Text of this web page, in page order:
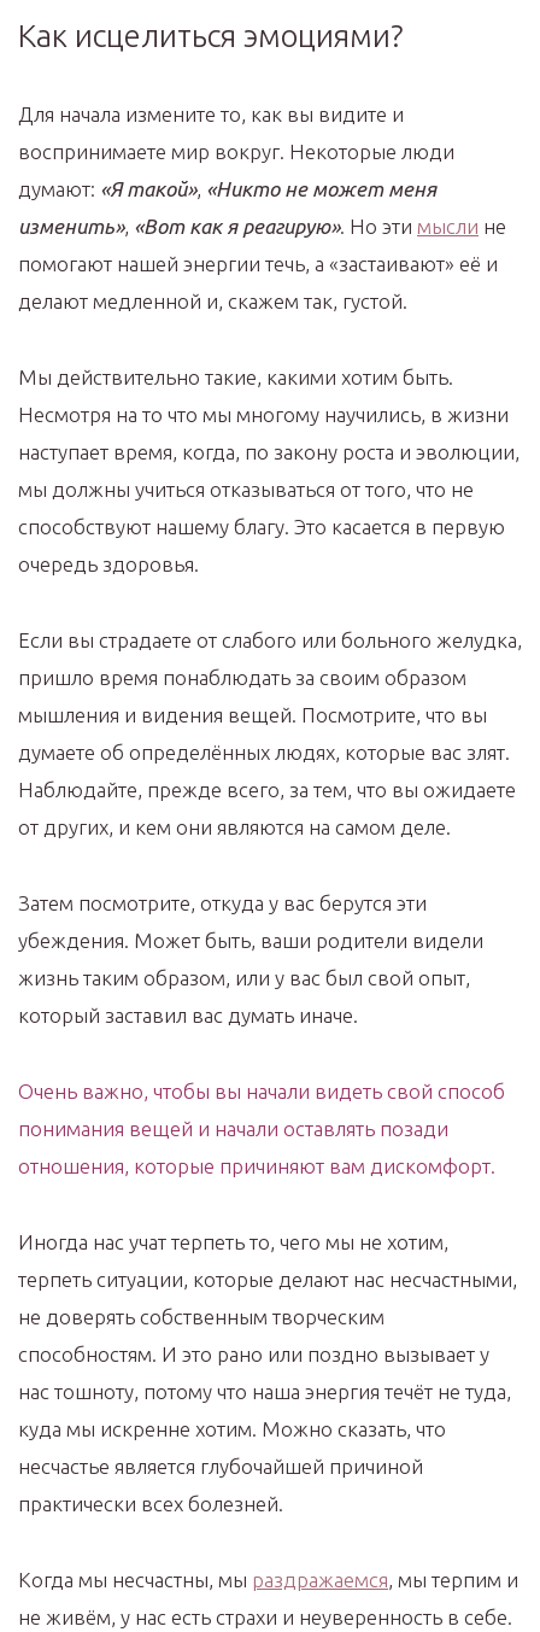
Как исцелиться эмоциями?
Для начала измените то, как вы видите и
воспринимаете мир вокруг. Некоторые люди
думают: «Я такой», «Никто не может меня
изменить», «Вот как я реагирую». Но эти мысли не
помогают нашей энергии течь, а «застаивают» её и
делают медленной и, скажем так, густой.
Мы действительно такие, какими хотим быть.
Несмотря на то что мы многому научились, в жизни
наступает время, когда, по закону роста и эволюции,
мы должны учиться отказываться от того, что не
способствуют нашему благу. Это касается в первую
очередь здоровья.
Если вы страдаете от слабого или больного желудка,
пришло время понаблюдать за своим образом
мышления и видения вещей. Посмотрите, что вы
думаете об определённых людях, которые вас злят.
Наблюдайте, прежде всего, за тем, что вы ожидаете
от других, и кем они являются на самом деле.
Затем посмотрите, откуда у вас берутся эти
убеждения. Может быть, ваши родители видели
жизнь таким образом, или у вас был свой опыт,
который заставил вас думать иначе.
Очень важно, чтобы вы начали видеть свой способ
понимания вещей и начали оставлять позади
отношения, которые причиняют вам дискомфорт.
Иногда нас учат терпеть то, чего мы не хотим,
терпеть ситуации, которые делают нас несчастными,
не доверять собственным творческим
способностям. И это рано или поздно вызывает у
нас тошноту, потому что наша энергия течёт не туда,
куда мы искренне хотим. Можно сказать, что
несчастье является глубочайшей причиной
практически всех болезней.
Когда мы несчастны, мы раздражаемся, мы терпим и
не живём, у нас есть страхи и неуверенность в себе.